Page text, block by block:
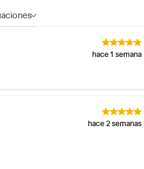
hace 1 semana
hace 2 semanas